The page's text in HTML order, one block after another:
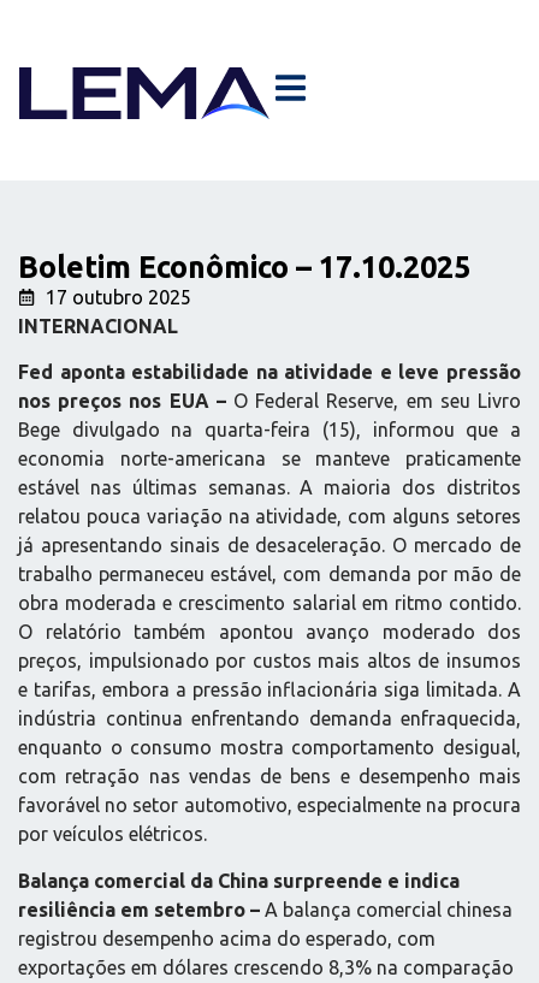
Boletim Econômico – 17.10.2025
17 outubro 2025
INTERNACIONAL
Fed aponta estabilidade na atividade e leve pressão
nos preços nos EUA – O Federal Reserve, em seu Livro
Bege divulgado na quarta-feira (15), informou que a
economia norte-americana se manteve praticamente
estável nas últimas semanas. A maioria dos distritos
relatou pouca variação na atividade, com alguns setores
já apresentando sinais de desaceleração. O mercado de
trabalho permaneceu estável, com demanda por mão de
obra moderada e crescimento salarial em ritmo contido.
O relatório também apontou avanço moderado dos
preços, impulsionado por custos mais altos de insumos
e tarifas, embora a pressão inflacionária siga limitada. A
indústria continua enfrentando demanda enfraquecida,
enquanto o consumo mostra comportamento desigual,
com retração nas vendas de bens e desempenho mais
favorável no setor automotivo, especialmente na procura
por veículos elétricos.
Balança comercial da China surpreende e indica
resiliência em setembro – A balança comercial chinesa
registrou desempenho acima do esperado, com
exportações em dólares crescendo 8,3% na comparação